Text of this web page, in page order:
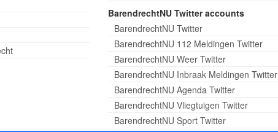
BarendrechtNU Twitter accounts
BarendrechtNU Twitter
BarendrechtNU 112 Meldingen Twitter
BarendrechtNU Weer Twitter
BarendrechtNU Inbraak Meldingen Twitter
BarendrechtNU Agenda Twitter
BarendrechtNU Vliegtuigen Twitter
BarendrechtNU Sport Twitter